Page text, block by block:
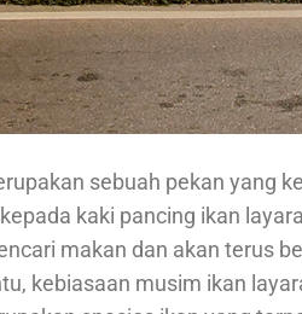
sebuah pekan yang
kaki pancing ikan
makan dan akan terus
kebiasaan musim ikan